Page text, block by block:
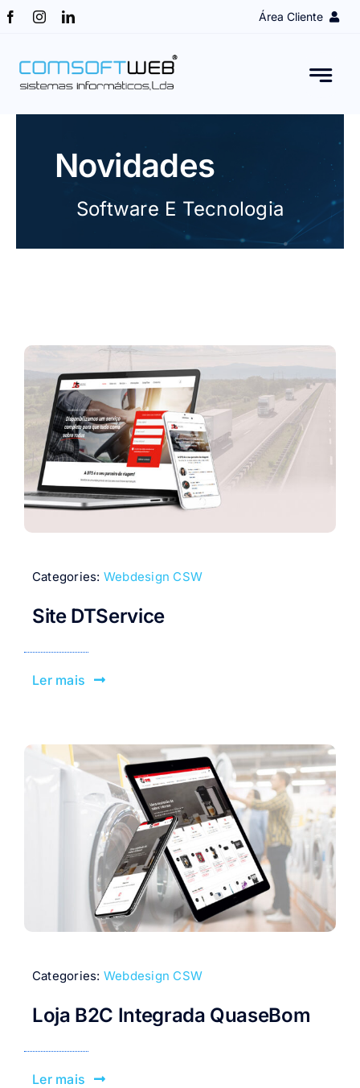
Skip
Área Cliente
Login Cliente
Obter Acesso
Assistência remota
Novidades
Software E Tecnologia
Categories: Webdesign CSW
Site DTService
Ler mais
Categories: Webdesign CSW
Loja B2C Integrada QuaseBom
Ler mais